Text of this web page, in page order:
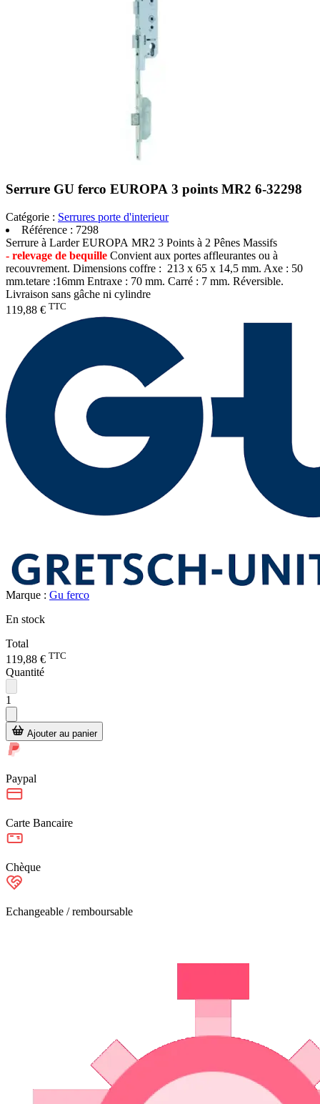
Serrure GU ferco EUROPA 3 points MR2 6-32298
Catégorie : Serrures porte d'interieur
Référence : 7298
Serrure à Larder EUROPA MR2 3 Points à 2 Pênes Massifs
- relevage de bequille Convient aux portes affleurantes ou à
recouvrement. Dimensions coffre : 213 x 65 x 14,5 mm. Axe : 50
mm.tetare :16mm Entraxe : 70 mm. Carré : 7 mm. Réversible.
Livraison sans gâche ni cylindre
119,88 € TTC
Marque : Gu ferco
En stock
Total
119,88 € TTC
Quantité
1
Ajouter au panier
Paypal
Carte Bancaire
Chèque
Echangeable / remboursable